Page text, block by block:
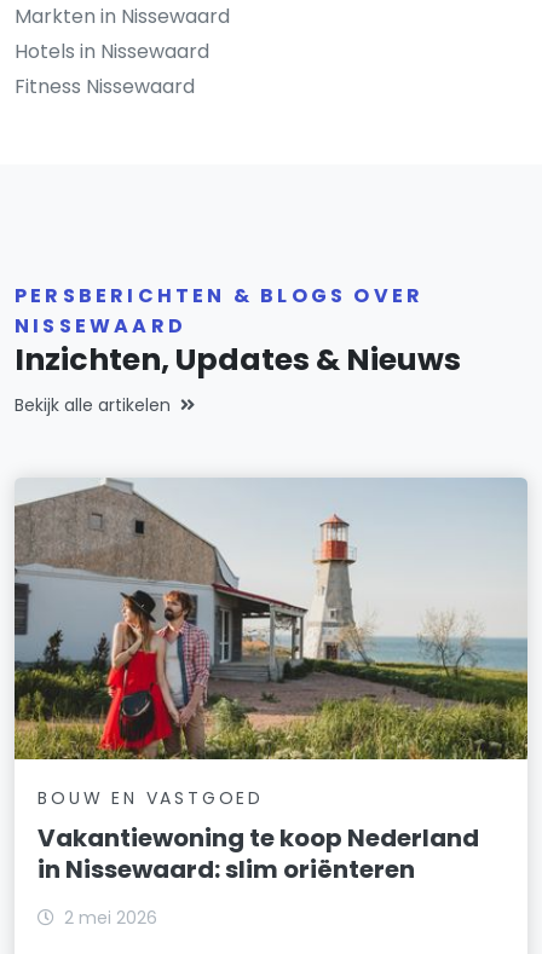
Markten in Nissewaard
Hotels in Nissewaard
Fitness Nissewaard
PERSBERICHTEN & BLOGS OVER
NISSEWAARD
Inzichten, Updates & Nieuws
Bekijk alle artikelen
BOUW EN VASTGOED
Vakantiewoning te koop Nederland
in Nissewaard: slim oriënteren
2 mei 2026